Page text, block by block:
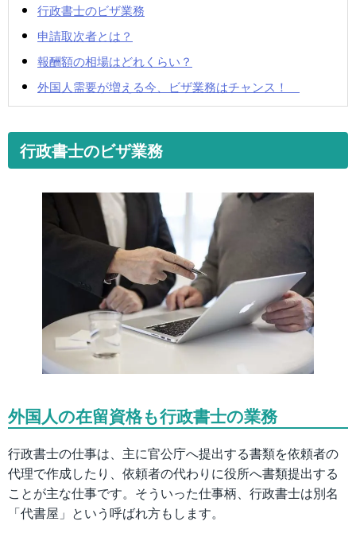
行政書士のビザ業務
申請取次者とは？
報酬額の相場はどれくらい？
外国人需要が増える今、ビザ業務はチャンス！
行政書士のビザ業務
外国人の在留資格も行政書士の業務
行政書士の仕事は、主に官公庁へ提出する書類を依頼者の
代理で作成したり、依頼者の代わりに役所へ書類提出する
ことが主な仕事です。そういった仕事柄、行政書士は別名
「代書屋」という呼ばれ方もします。